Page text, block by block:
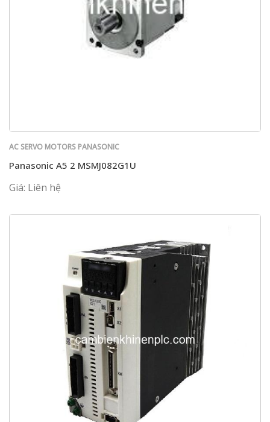
AC SERVO MOTORS PANASONIC
Panasonic A5 2 MSMJ082G1U
Giá: Liên hệ